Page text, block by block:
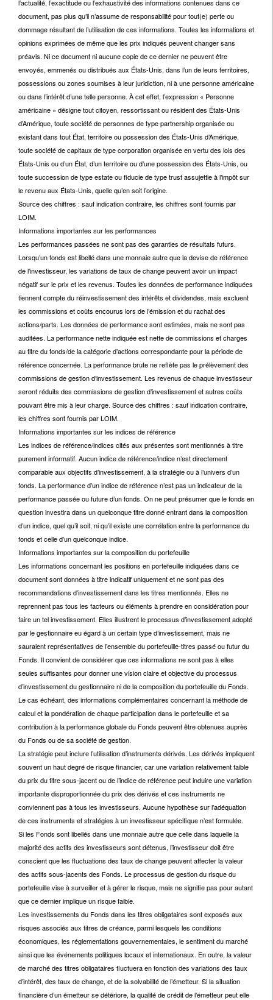
l’actualité, l’exactitude ou l’exhaustivité des informations contenues dans ce
document, pas plus qu’il n’assume de responsabilité pour tout(e) perte ou
dommage résultant de l’utilisation de ces informations. Toutes les informations et
opinions exprimées de même que les prix indiqués peuvent changer sans
préavis. Ni ce document ni aucune copie de ce dernier ne peuvent être
envoyés, emmenés ou distribués aux États-Unis, dans l’un de leurs territoires,
possessions ou zones soumises à leur juridiction, ni à une personne américaine
ou dans l’intérêt d’une telle personne. À cet effet, l’expression « Personne
américaine » désigne tout citoyen, ressortissant ou résident des États-Unis
d’Amérique, toute société de personnes de type partnership organisée ou
existant dans tout État, territoire ou possession des États-Unis d’Amérique,
toute société de capitaux de type corporation organisée en vertu des lois des
États-Unis ou d’un État, d’un territoire ou d’une possession des États-Unis, ou
toute succession de type estate ou fiducie de type trust assujettie à l’impôt sur
le revenu aux États-Unis, quelle qu’en soit l’origine.
Source des chiffres : sauf indication contraire, les chiffres sont fournis par
LOIM.
Informations importantes sur les performances
Les performances passées ne sont pas des garanties de résultats futurs.
Lorsqu’un fonds est libellé dans une monnaie autre que la devise de référence
de l’investisseur, les variations de taux de change peuvent avoir un impact
négatif sur le prix et les revenus. Toutes les données de performance indiquées
tiennent compte du réinvestissement des intérêts et dividendes, mais excluent
les commissions et coûts encourus lors de l’émission et du rachat des
actions/parts. Les données de performance sont estimées, mais ne sont pas
auditées. La performance nette indiquée est nette de commissions et charges
au titre du fonds/de la catégorie d’actions correspondante pour la période de
référence concernée. La performance brute ne reflète pas le prélèvement des
commissions de gestion d’investissement. Les revenus de chaque investisseur
seront réduits des commissions de gestion d’investissement et autres coûts
pouvant être mis à leur charge. Source des chiffres : sauf indication contraire,
les chiffres sont fournis par LOIM.
Informations importantes sur les indices de référence
Les indices de référence/indices cités aux présentes sont mentionnés à titre
purement informatif. Aucun indice de référence/indice n’est directement
comparable aux objectifs d’investissement, à la stratégie ou à l’univers d’un
fonds. La performance d’un indice de référence n’est pas un indicateur de la
performance passée ou future d’un fonds. On ne peut présumer que le fonds en
question investira dans un quelconque titre donné entrant dans la composition
d’un indice, quel qu’il soit, ni qu’il existe une corrélation entre la performance du
fonds et celle d’un quelconque indice.
Informations importantes sur la composition du portefeuille
Les informations concernant les positions en portefeuille indiquées dans ce
document sont données à titre indicatif uniquement et ne sont pas des
recommandations d’investissement dans les titres mentionnés. Elles ne
reprennent pas tous les facteurs ou éléments à prendre en considération pour
faire un tel investissement. Elles illustrent le processus d’investissement adopté
par le gestionnaire eu égard à un certain type d’investissement, mais ne
sauraient représentatives de l’ensemble du portefeuille-titres passé ou futur du
Fonds. Il convient de considérer que ces informations ne sont pas à elles
seules suffisantes pour donner une vision claire et objective du processus
d’investissement du gestionnaire ni de la composition du portefeuille du Fonds.
Le cas échéant, des informations complémentaires concernant la méthode de
calcul et la pondération de chaque participation dans le portefeuille et sa
contribution à la performance globale du Fonds peuvent être obtenues auprès
du Fonds ou de sa société de gestion.
La stratégie peut inclure l’utilisation d’instruments dérivés. Les dérivés impliquent
souvent un haut degré de risque financier, car une variation relativement faible
du prix du titre sous-jacent ou de l’indice de référence peut induire une variation
importante disproportionnée du prix des dérivés et ces instruments ne
conviennent pas à tous les investisseurs. Aucune hypothèse sur l’adéquation
de ces instruments et stratégies à un investisseur spécifique n’est formulée.
Si les Fonds sont libellés dans une monnaie autre que celle dans laquelle la
majorité des actifs des investisseurs sont détenus, l’investisseur doit être
conscient que les fluctuations des taux de change peuvent affecter la valeur
des actifs sous-jacents des Fonds. Le processus de gestion du risque du
portefeuille vise à surveiller et à gérer le risque, mais ne signifie pas pour autant
que ce dernier implique un risque faible.
Les investissements du Fonds dans les titres obligataires sont exposés aux
risques associés aux titres de créance, parmi lesquels les conditions
économiques, les réglementations gouvernementales, le sentiment du marché
ainsi que les événements politiques locaux et internationaux. En outre, la valeur
de marché des titres obligataires fluctuera en fonction des variations des taux
d’intérêt, des taux de change, et de la solvabilité de l’émetteur. Si la situation
financière d’un émetteur se détériore, la qualité de crédit de l’émetteur peut elle